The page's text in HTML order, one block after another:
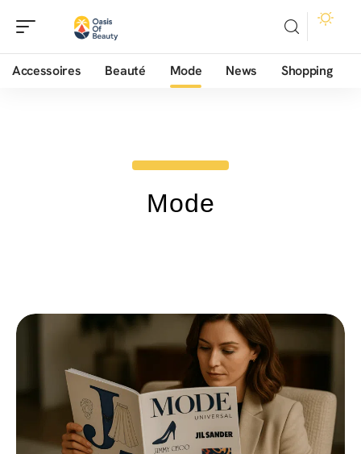
Accessoires Beauté Mode News Shopping
Mode